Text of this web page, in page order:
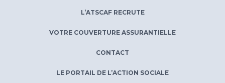
L’ATSCAF RECRUTE
VOTRE COUVERTURE ASSURANTIELLE
CONTACT
LE PORTAIL DE L’ACTION SOCIALE